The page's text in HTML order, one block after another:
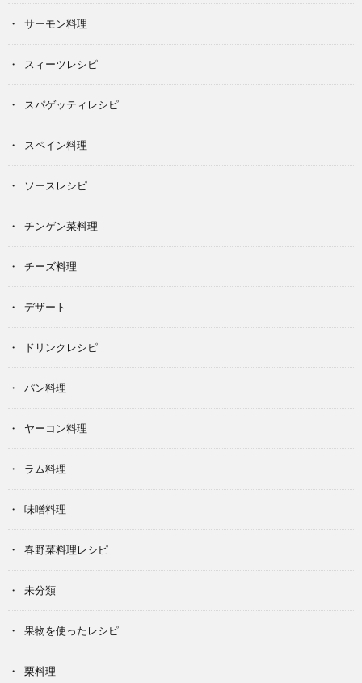
サーモン料理
スィーツレシピ
スパゲッティレシピ
スペイン料理
ソースレシピ
チンゲン菜料理
チーズ料理
デザート
ドリンクレシピ
パン料理
ヤーコン料理
ラム料理
味噌料理
春野菜料理レシピ
未分類
果物を使ったレシピ
栗料理